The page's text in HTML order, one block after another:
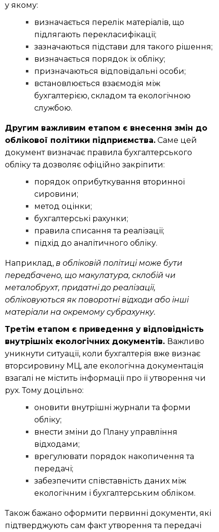
у якому:
визначається перелік матеріалів, що
підлягають перекласифікації;
зазначаються підстави для такого рішення;
визначається порядок їх обліку;
призначаються відповідальні особи;
встановлюється взаємодія між
бухгалтерією, складом та екологічною
службою.
Другим важливим етапом є внесення змін до
облікової політики підприємства. Саме цей
документ визначає правила бухгалтерського
обліку та дозволяє офіційно закріпити:
порядок оприбуткування вторинної
сировини;
метод оцінки;
бухгалтерські рахунки;
правила списання та реалізації;
підхід до аналітичного обліку.
Наприклад, в обліковій політиці може бути
передбачено, що макулатура, склобій чи
металобрухт, придатні до реалізації,
обліковуються як поворотні відходи або інші
матеріали на окремому субрахунку.
Третім етапом є приведення у відповідність
внутрішніх екологічних документів. Важливо
уникнути ситуації, коли бухгалтерія вже визнає
вторсировину МЦ, але екологічна документація
взагалі не містить інформації про її утворення чи
рух. Тому доцільно:
оновити внутрішні журнали та форми
обліку;
внести зміни до Плану управління
відходами;
врегулювати порядок накопичення та
передачі;
забезпечити співставність даних між
екологічним і бухгалтерським обліком.
Також бажано оформити первинні документи, які
підтверджують сам факт утворення та передачі